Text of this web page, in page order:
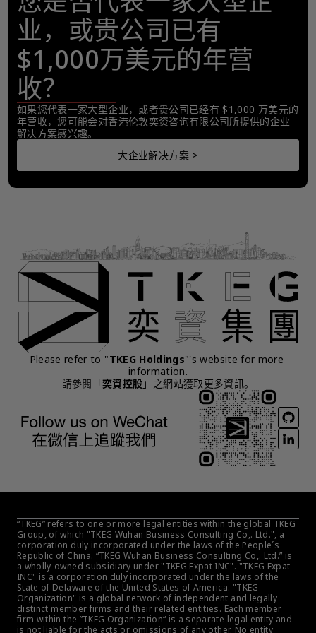
业，或贵公司已有
$1,000万美元的年营
收？
如果您代表一家大型企业，或者贵公司已经有 $1,000 万美元的
年营收，您可能会对香港伦敦奕资咨询有限公司所提供的企业
解决方案感兴趣。
大企业解决方案 >
Please refer to "TKEG Holdings"'s website for more
information.
請參閱「奕資控股 」之網站獲取更多資訊。
“TKEG” refers to one or more legal entities within the global TKEG
Group, of which "TKEG Wuhan Business Consulting Co,. Ltd.", a
corporation duly incorporated under the laws of the People´s
Republic of China. “TKEG Wuhan Business Consulting Co,. Ltd.” is
a wholly-owned subsidiary under "TKEG Expat INC". "TKEG Expat
INC" is a corporation duly incorporated under the laws of the
State of Delaware of the United States of America. "TKEG
Organization" is a global network of independent and legally
distinct member firms and their related entities. Each member
firm within the ”TKEG Organization“ is a separate legal entity and
is not liable for the acts or omissions of any other. No entity